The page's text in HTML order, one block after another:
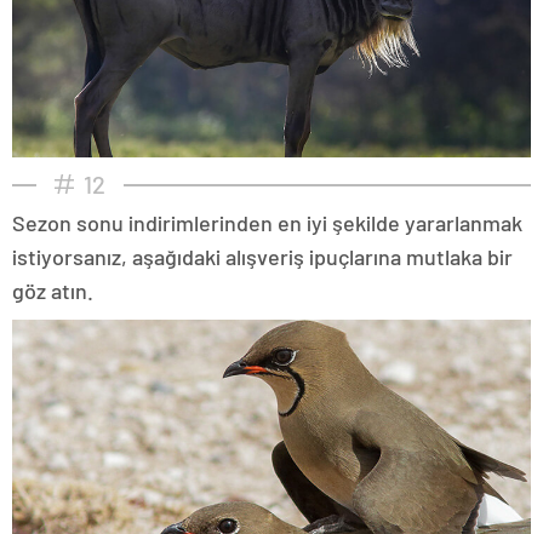
12
Sezon sonu indirimlerinden en iyi şekilde yararlanmak
istiyorsanız, aşağıdaki alışveriş ipuçlarına mutlaka bir
göz atın.